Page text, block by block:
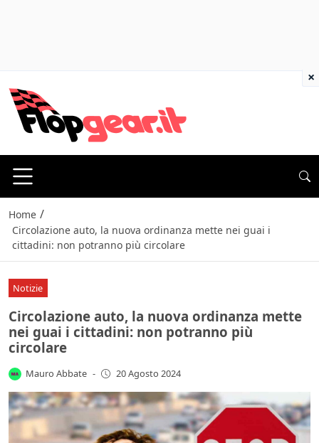
Home /
Circolazione auto, la nuova ordinanza mette nei guai i
cittadini: non potranno più circolare
Notizie
Circolazione auto, la nuova ordinanza mette
nei guai i cittadini: non potranno più
circolare
Mauro Abbate - 20 Agosto 2024
×